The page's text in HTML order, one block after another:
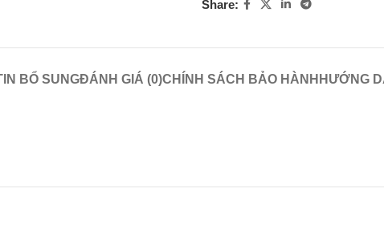
Share:
BỔ SUNGĐÁNH GIÁ (0)CHÍNH SÁCH BẢO HÀNH HƯỚNG